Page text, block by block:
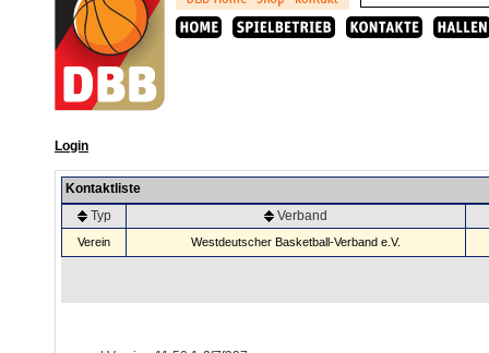
Login
Kontaktliste
Typ
Verband
Verein Westdeutscher Basketball-Verband e.V.